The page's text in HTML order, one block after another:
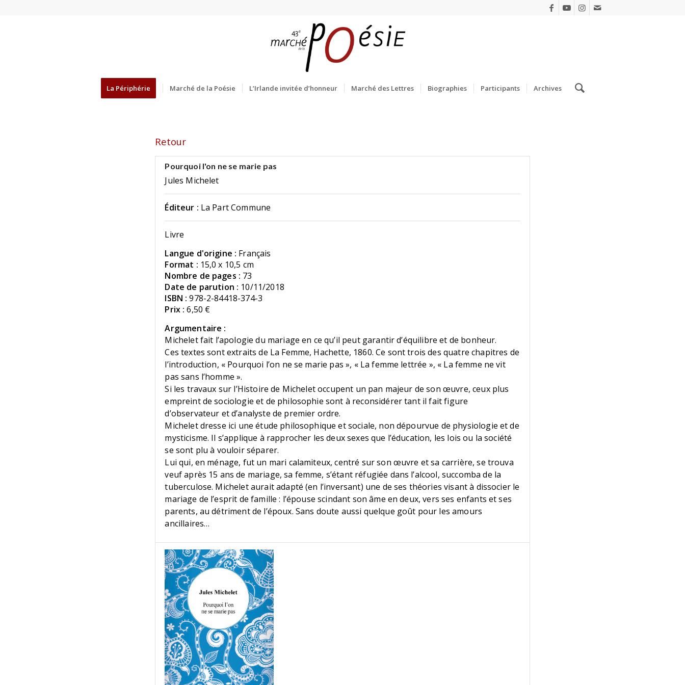
La Périphérie Marché de la Poésie L’Irlande invitée d’honneur Marché des Lettres Biographies Participants Archives
Retour
Pourquoi l'on ne se marie pas
Jules Michelet
Éditeur : La Part Commune
Livre
Langue d'origine : Français
Format : 15,0 x 10,5 cm
Nombre de pages : 73
Date de parution : 10/11/2018
ISBN : 978-2-84418-374-3
Prix : 6,50 €
Argumentaire :
Michelet fait l’apologie du mariage en ce qu’il peut garantir d’équilibre et de bonheur.
Ces textes sont extraits de La Femme, Hachette, 1860. Ce sont trois des quatre chapitres de
l’introduction, « Pourquoi l’on ne se marie pas », « La femme lettrée », « La femme ne vit
pas sans l’homme ».
Si les travaux sur l’Histoire de Michelet occupent un pan majeur de son œuvre, ceux plus
empreint de sociologie et de philosophie sont à reconsidérer tant il fait figure
d’observateur et d’analyste de premier ordre.
Michelet dresse ici une étude philosophique et sociale, non dépourvue de physiologie et de
mysticisme. Il s’applique à rapprocher les deux sexes que l’éducation, les lois ou la société
se sont plu à vouloir séparer.
Lui qui, en ménage, fut un mari calamiteux, centré sur son œuvre et sa carrière, se trouva
veuf après 15 ans de mariage, sa femme, s’étant réfugiée dans l’alcool, succomba de la
tuberculose. Michelet aurait adapté (en l’inversant) une de ses théories visant à dissocier le
mariage de l’esprit de famille : l’épouse scindant son âme en deux, vers ses enfants et ses
parents, au détriment de l’époux. Sans doute aussi quelque goût pour les amours
ancillaires…